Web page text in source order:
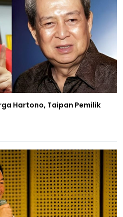
Hartono, Taipan Pemilik